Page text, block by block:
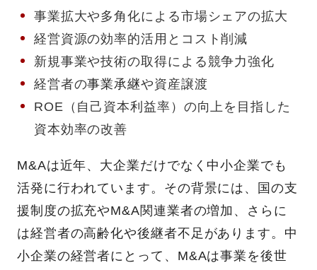
事業拡大や多角化による市場シェアの拡大
経営資源の効率的活用とコスト削減
新規事業や技術の取得による競争力強化
経営者の事業承継や資産譲渡
ROE（自己資本利益率）の向上を目指した
資本効率の改善
M&Aは近年、大企業だけでなく中小企業でも
活発に行われています。その背景には、国の支
援制度の拡充やM&A関連業者の増加、さらに
は経営者の高齢化や後継者不足があります。中
小企業の経営者にとって、M&Aは事業を後世